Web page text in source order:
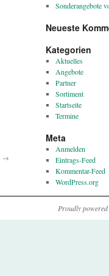
→
Sonderangebote
Neueste
Kategorien
Aktuelles
Angebote
Partner
Sortiment
Startseite
Termine
Meta
Anmelden
Eintrags-Feed
Kommentar-Feed
WordPress.org
Proudly